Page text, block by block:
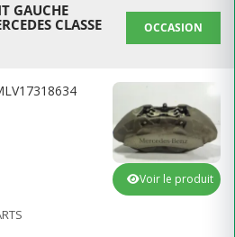
GAUCHE
CLASSE
OCCASION
Voir le produit